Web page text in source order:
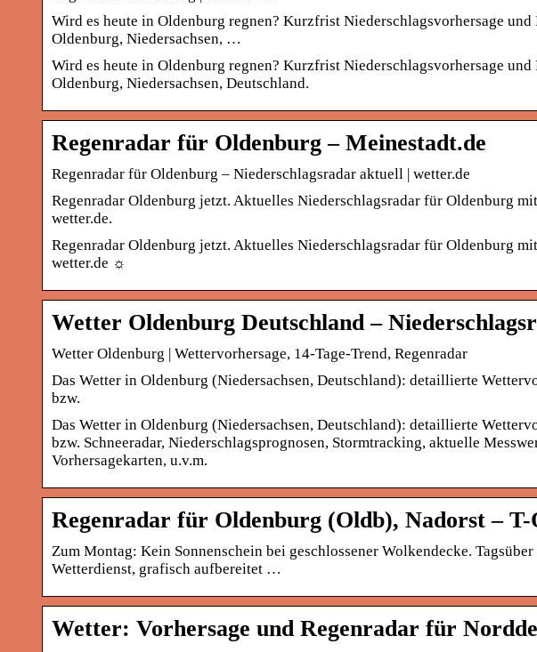
Wird es heute in Oldenburg regnen? Kurzfrist Niederschlagsvorhersage
Oldenburg, Niedersachsen, …
Wird es heute in Oldenburg regnen? Kurzfrist Niederschlagsvorhersage
Oldenburg, Niedersachsen, Deutschland.
Regenradar für Oldenburg – Meinestadt.de
Regenradar für Oldenburg – Niederschlagsradar aktuell | wetter.de
Regenradar Oldenburg jetzt. Aktuelles Niederschlagsradar für Oldenburg
wetter.de.
Regenradar Oldenburg jetzt. Aktuelles Niederschlagsradar für Oldenburg
wetter.de ☼
Wetter Oldenburg Deutschland –
Wetter Oldenburg | Wettervorhersage, 14-Tage-Trend, Regenradar
Das Wetter in Oldenburg (Niedersachsen, Deutschland): detaillierte
bzw.
Das Wetter in Oldenburg (Niedersachsen, Deutschland): detaillierte
bzw. Schneeradar, Niederschlagsprognosen, Stormtracking, aktuelle
Vorhersagekarten, u.v.m.
Regenradar für Oldenburg (Oldb), Nadorst – T-
Zum Montag: Kein Sonnenschein bei geschlossener Wolkendecke.
Wetterdienst, grafisch aufbereitet …
Wetter: Vorhersage und Regenradar für